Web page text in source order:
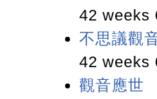
42 weeks
不思議觀
42 weeks
觀音應世